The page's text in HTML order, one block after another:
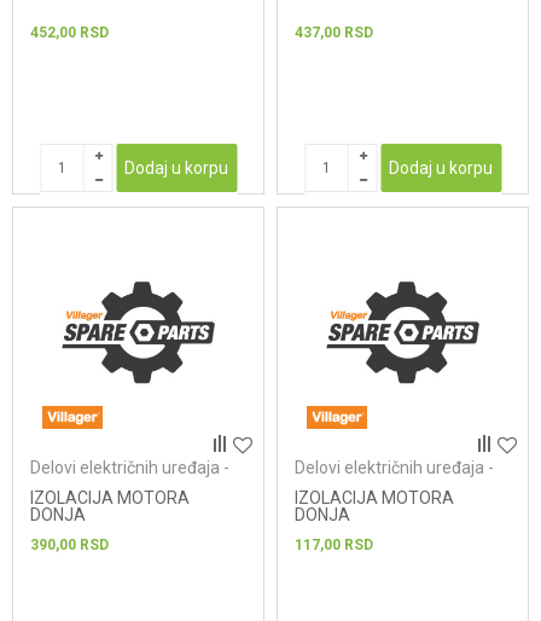
452,00 RSD
Dodaj u korpu
437,00 RSD
Dodaj u korpu
Delovi električnih uređaja -
IZOLACIJA MOTORA
DONJA
390,00 RSD
Delovi električnih uređaja -
IZOLACIJA MOTORA
DONJA
117,00 RSD